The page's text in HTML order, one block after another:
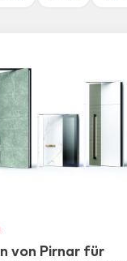
von Pirnar für